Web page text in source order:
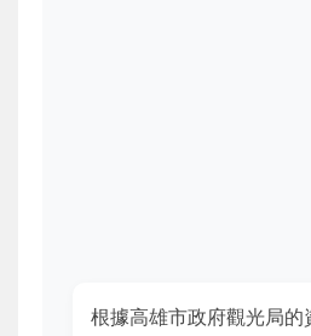
根據高雄市政府觀光局的